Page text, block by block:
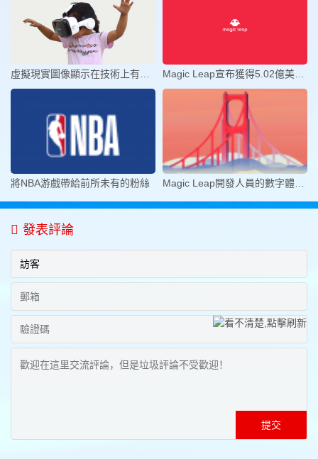
虛擬現實圖像顯示在技術上有哪些的 Magic Leap宣布獲得5.02億美元D輪
將NBA游戲帶給前所未有的粉絲 Magic Leap開發人員的數字體驗旅程
發表評論